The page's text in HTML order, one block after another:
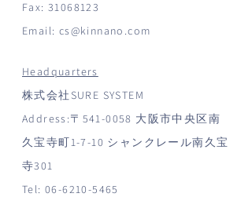
Fax: 31068123
Email: cs@kinnano.com
Headquarters
株式会社SURE SYSTEM
Address:〒541-0058 大阪市中央区南
久宝寺町1-7-10 シャンクレール南久宝
寺301
Tel: 06-6210-5465